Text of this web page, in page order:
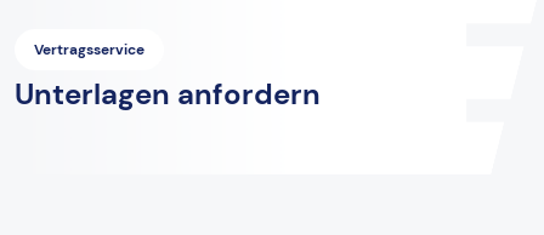
Vertragsservice
Unterlagen anfordern